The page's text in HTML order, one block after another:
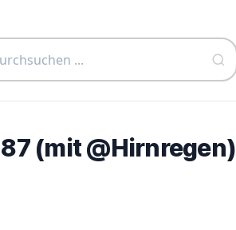
(mit @Hirnregen)